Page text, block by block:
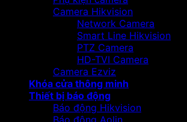
Camera Hikvision
Network Camera
Smart Line Hikvision
PTZ Camera
HD-TVI Camera
Camera Ezviz
Khóa cửa thông minh
Thiết bị báo động
Báo động Hikvision
Báo động Aolin